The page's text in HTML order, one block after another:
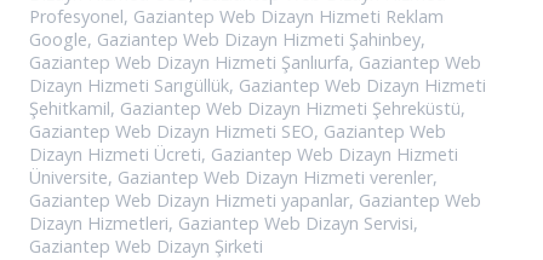
Profesyonel, Gaziantep Web Dizayn Hizmeti Reklam
Google, Gaziantep Web Dizayn Hizmeti Şahinbey,
Gaziantep Web Dizayn Hizmeti Şanlıurfa, Gaziantep Web
Dizayn Hizmeti Sarıgüllük, Gaziantep Web Dizayn Hizmeti
Şehitkamil, Gaziantep Web Dizayn Hizmeti Şehreküstü,
Gaziantep Web Dizayn Hizmeti SEO, Gaziantep Web
Dizayn Hizmeti Ücreti, Gaziantep Web Dizayn Hizmeti
Üniversite, Gaziantep Web Dizayn Hizmeti verenler,
Gaziantep Web Dizayn Hizmeti yapanlar, Gaziantep Web
Dizayn Hizmetleri, Gaziantep Web Dizayn Servisi,
Gaziantep Web Dizayn Şirketi